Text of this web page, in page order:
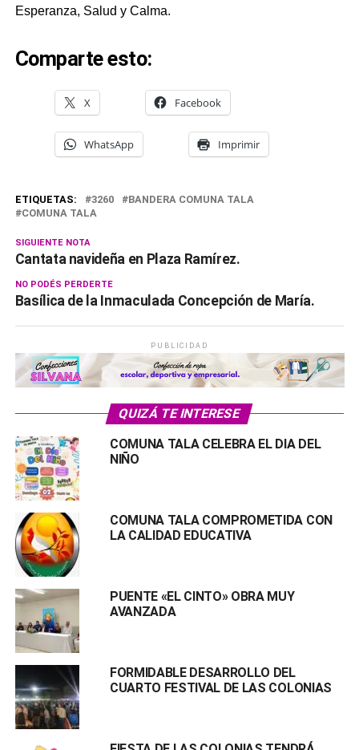
Esperanza, Salud y Calma.
Comparte esto:
X Facebook
WhatsApp Imprimir
ETIQUETAS: 3260
BANDERA COMUNA TALA
COMUNA TALA
SIGUIENTE NOTA
Cantata navideña en Plaza Ramírez.
NO PODÉS PERDERTE
Basílica de la Inmaculada Concepción de María.
PUBLICIDAD
QUIZÁ TE INTERESE
COMUNA TALA CELEBRA EL DIA DEL
NIÑO
COMUNA TALA COMPROMETIDA CON
LA CALIDAD EDUCATIVA
PUENTE «EL CINTO» OBRA MUY
AVANZADA
FORMIDABLE DESARROLLO DEL
CUARTO FESTIVAL DE LAS COLONIAS